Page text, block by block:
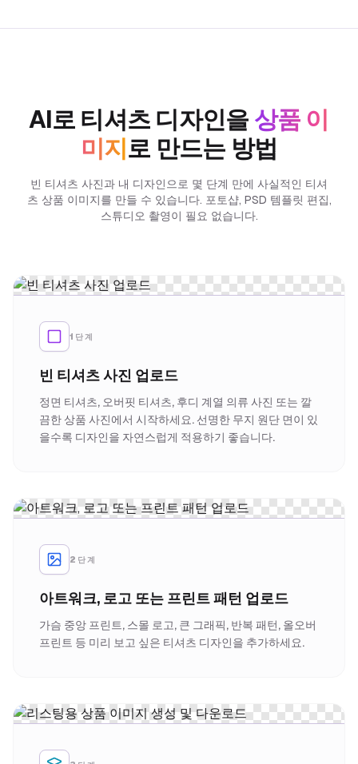
AI로 티셔츠 디자인을 상품 이
미지로 만드는 방법
빈 티셔츠 사진과 내 디자인으로 몇 단계 만에 사실적인 티셔
츠 상품 이미지를 만들 수 있습니다. 포토샵, PSD 템플릿 편집,
스튜디오 촬영이 필요 없습니다.
1단계
빈 티셔츠 사진 업로드
정면 티셔츠, 오버핏 티셔츠, 후디 계열 의류 사진 또는 깔
끔한 상품 사진에서 시작하세요. 선명한 무지 원단 면이 있
을수록 디자인을 자연스럽게 적용하기 좋습니다.
2단계
아트워크, 로고 또는 프린트 패턴 업로드
가슴 중앙 프린트, 스몰 로고, 큰 그래픽, 반복 패턴, 올오버
프린트 등 미리 보고 싶은 티셔츠 디자인을 추가하세요.